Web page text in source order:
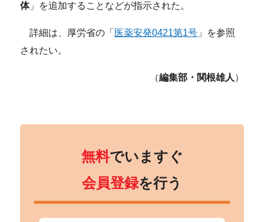
体」を追加することなどが指示された。
詳細は、厚労省の「 医薬安発0421第1号 」を参照
されたい。
（編集部・関根雄人 ）
無料でいますぐ
会員登録を行う